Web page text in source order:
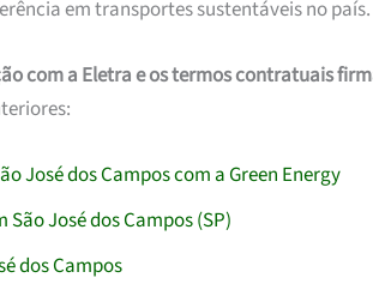
em transportes sustentáveis no país.
com a Eletra e os termos contratuais
José dos Campos com a Green Energy
José dos Campos (SP)
dos Campos